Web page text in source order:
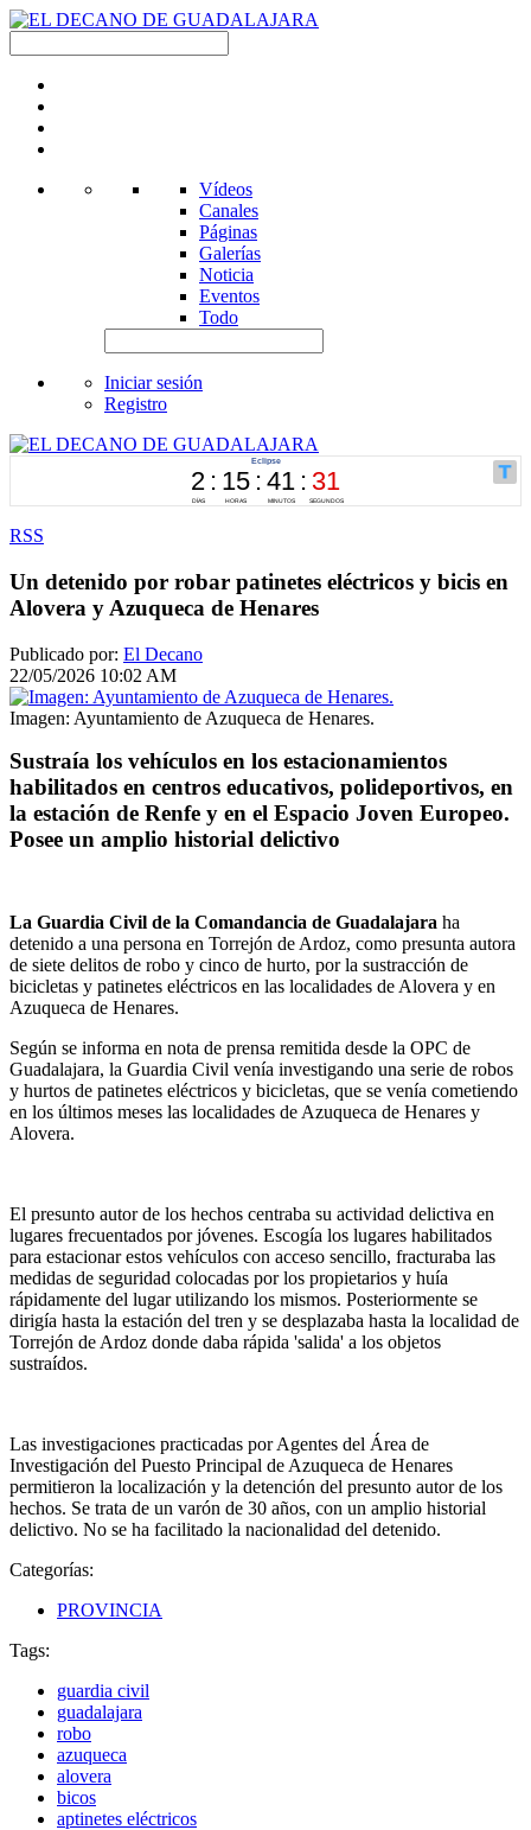
Vídeos
Canales
Páginas
Galerías
Noticia
Eventos
Todo
Iniciar sesión
Registro
RSS
Un detenido por robar patinetes eléctricos y bicis en
Alovera y Azuqueca de Henares
Publicado por: El Decano
22/05/2026 10:02 AM
Imagen: Ayuntamiento de Azuqueca de Henares.
Sustraía los vehículos en los estacionamientos
habilitados en centros educativos, polideportivos, en
la estación de Renfe y en el Espacio Joven Europeo.
Posee un amplio historial delictivo
La Guardia Civil de la Comandancia de Guadalajara ha
detenido a una persona en Torrejón de Ardoz, como presunta autora
de siete delitos de robo y cinco de hurto, por la sustracción de
bicicletas y patinetes eléctricos en las localidades de Alovera y en
Azuqueca de Henares.
Según se informa en nota de prensa remitida desde la OPC de
Guadalajara, la Guardia Civil venía investigando una serie de robos
y hurtos de patinetes eléctricos y bicicletas, que se venía cometiendo
en los últimos meses las localidades de Azuqueca de Henares y
Alovera.
El presunto autor de los hechos centraba su actividad delictiva en
lugares frecuentados por jóvenes. Escogía los lugares habilitados
para estacionar estos vehículos con acceso sencillo, fracturaba las
medidas de seguridad colocadas por los propietarios y huía
rápidamente del lugar utilizando los mismos. Posteriormente se
dirigía hasta la estación del tren y se desplazaba hasta la localidad de
Torrejón de Ardoz donde daba rápida 'salida' a los objetos
sustraídos.
Las investigaciones practicadas por Agentes del Área de
Investigación del Puesto Principal de Azuqueca de Henares
permitieron la localización y la detención del presunto autor de los
hechos. Se trata de un varón de 30 años, con un amplio historial
delictivo. No se ha facilitado la nacionalidad del detenido.
Categorías:
PROVINCIA
Tags:
guardia civil
guadalajara
robo
azuqueca
alovera
bicos
aptinetes eléctricos